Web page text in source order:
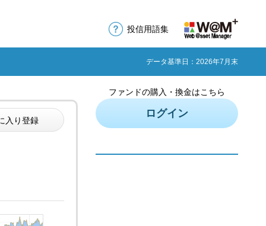
投信用語集
データ基準日：2026年7月末
入り登録
ファンドの購入・換金はこちら
ログイン